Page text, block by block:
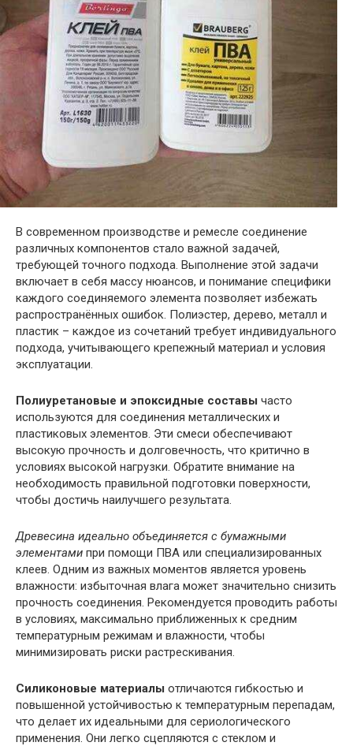
В современном производстве и ремесле соединение
различных компонентов стало важной задачей,
требующей точного подхода. Выполнение этой задачи
включает в себя массу нюансов, и понимание специфики
каждого соединяемого элемента позволяет избежать
распространённых ошибок. Полиэстер, дерево, металл и
пластик – каждое из сочетаний требует индивидуального
подхода, учитывающего крепежный материал и условия
эксплуатации.
Полиуретановые и эпоксидные составы часто
используются для соединения металлических и
пластиковых элементов. Эти смеси обеспечивают
высокую прочность и долговечность, что критично в
условиях высокой нагрузки. Обратите внимание на
необходимость правильной подготовки поверхности,
чтобы достичь наилучшего результата.
Древесина идеально объединяется с бумажными
элементами при помощи ПВА или специализированных
клеев. Одним из важных моментов является уровень
влажности: избыточная влага может значительно снизить
прочность соединения. Рекомендуется проводить работы
в условиях, максимально приближенных к средним
температурным режимам и влажности, чтобы
минимизировать риски растрескивания.
Силиконовые материалы отличаются гибкостью и
повышенной устойчивостью к температурным перепадам,
что делает их идеальными для сериологического
применения. Они легко сцепляются с стеклом и